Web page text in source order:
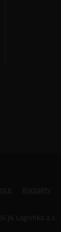
Kontakty
JK Logistika a.s.